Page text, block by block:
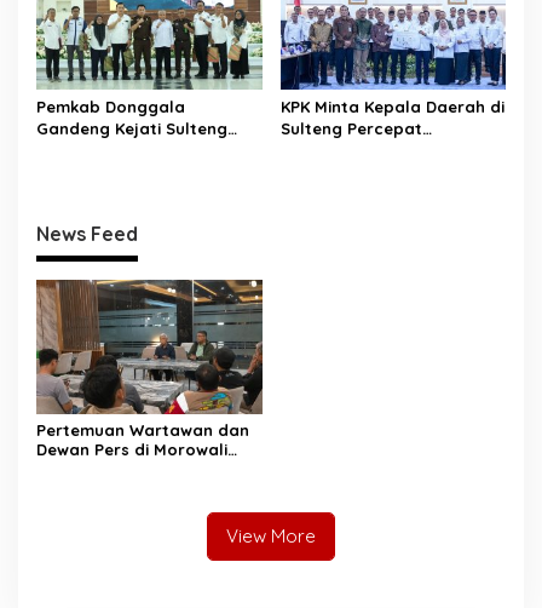
Pemkab Donggala
Gandeng Kejati Sulteng
KPK Minta Kepala Daerah di
Sulteng Percepat
News Feed
Pertemuan Wartawan dan
Dewan Pers di Morowali
View More